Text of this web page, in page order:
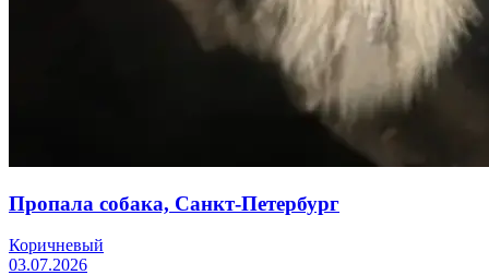
Пропала собака, Санкт-Петербург
Коричневый
03.07.2026